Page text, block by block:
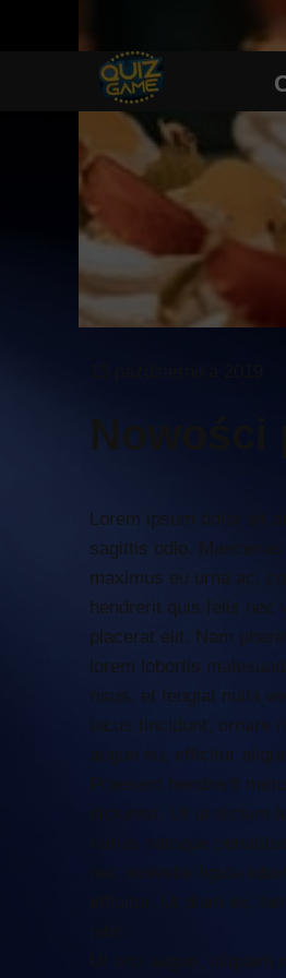
Nowości
Lorem ipsum dolor sit
sagittis odio.
maximus eu urna ac,
hendrerit quis felis nec
placerat elit. Nam
lorem lobortis
risus, et feugiat nulla
lacus tincidunt, ornare
augue eu, efficitur
Praesent hendrerit
dictumst. Ut ut dictum
varius natoque
nec molestie ligula
efficitur. Ut diam ex,
Ut orci augue,